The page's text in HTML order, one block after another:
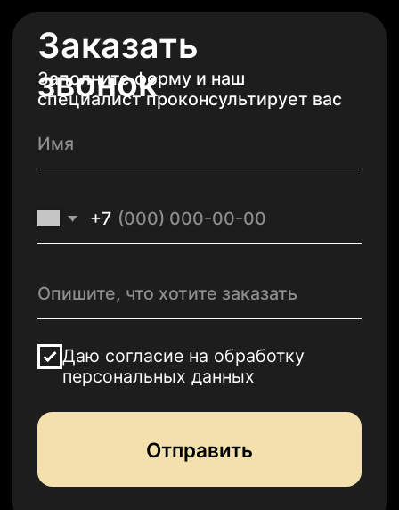
Отправить
О нас
Отрасли
Продукты
Технологии
Контакты